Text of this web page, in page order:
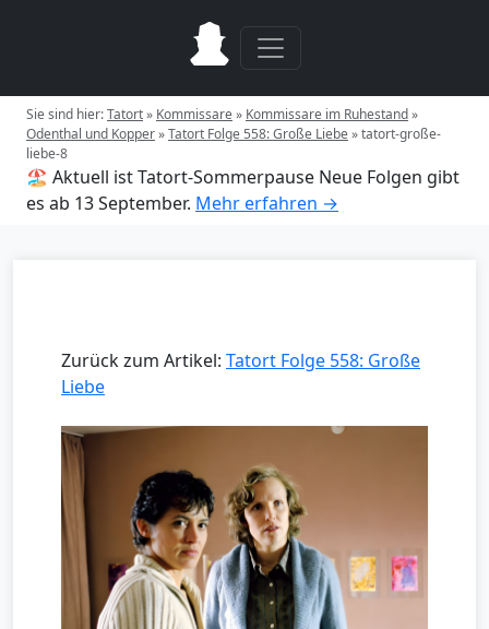
Sie sind hier:Tatort» Kommissare» Kommissare im Ruhestand»
Odenthal und Kopper»Tatort Folge 558: Große Liebe»tatort-große-
liebe-8
🏖️ Aktuell ist Tatort-Sommerpause Neue Folgen gibt
es ab 13 September. Mehr erfahren →
Zurück zum Artikel: Tatort Folge 558: Große
Liebe